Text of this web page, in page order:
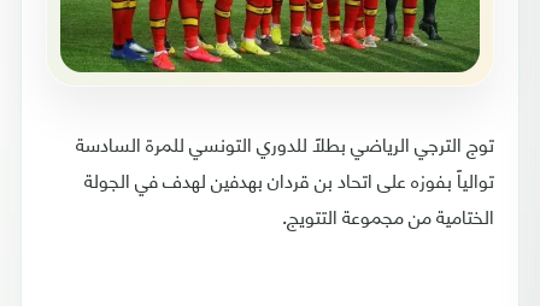
توج الترجي الرياضي بطلاً للدوري التونسي للمرة السادسة
توالياً بفوزه على اتحاد بن قردان بهدفين لهدف في الجولة
الختامية من مجموعة التتويج.